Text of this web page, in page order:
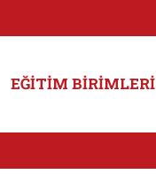
EĞITIM BIRIMLERI